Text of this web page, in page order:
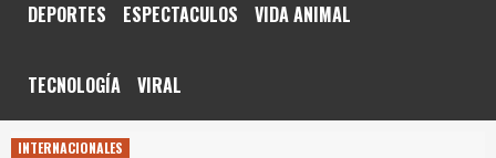
DEPORTES ESPECTACULOS VIDA ANIMAL
TECNOLOGÍA VIRAL
INTERNACIONALES